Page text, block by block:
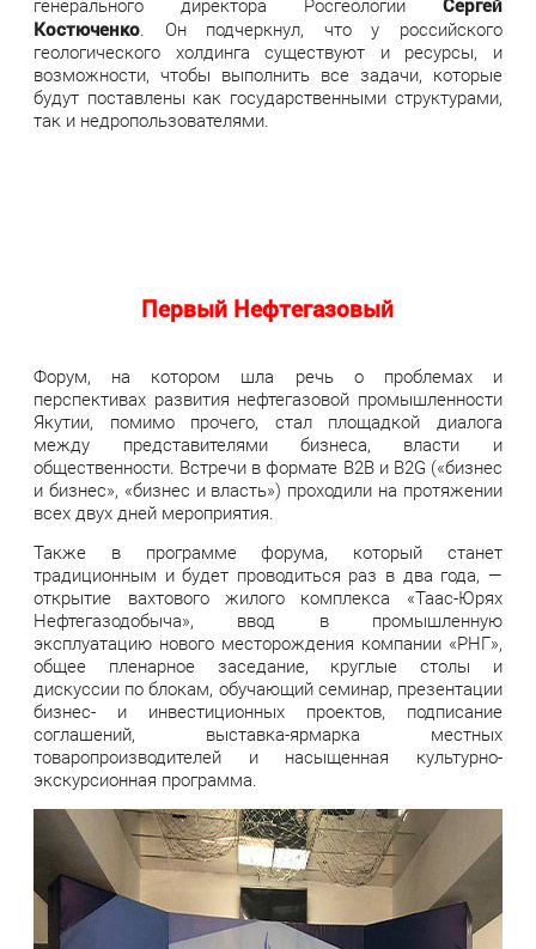
генерального директора Росгеологии
Костюченко. Он подчеркнул, что у российского
геологического холдинга существуют и ресурсы, и
возможности, чтобы выполнить все задачи, которые
будут поставлены как государственными структурами,
так и недропользователями.
Первый Нефтегазовый
Форум, на котором шла речь о проблемах и
перспективах развития нефтегазовой промышленности
Якутии, помимо прочего, стал площадкой диалога
между представителями бизнеса, власти и
общественности. Встречи в формате B2B и B2G («бизнес
и бизнес», «бизнес и власть») проходили на протяжении
всех двух дней мероприятия.
Также в программе форума, который станет
традиционным и будет проводиться раз в два года, —
открытие вахтового жилого комплекса «Таас-Юрях
Нефтегазодобыча», ввод в промышленную
эксплуатацию нового месторождения компании «РНГ»,
общее пленарное заседание, круглые столы и
дискуссии по блокам, обучающий семинар, презентации
бизнес- и инвестиционных проектов, подписание
соглашений, выставка-ярмарка местных
товаропроизводителей и насыщенная культурно-
экскурсионная программа.